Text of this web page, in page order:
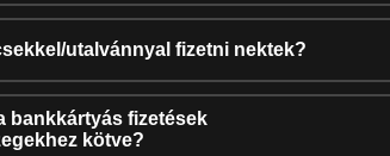
utalvánnyal fizetni nektek?
bankkártyás fizetések
kötve?